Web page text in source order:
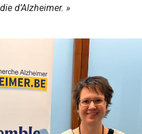
d’Alzheimer. »